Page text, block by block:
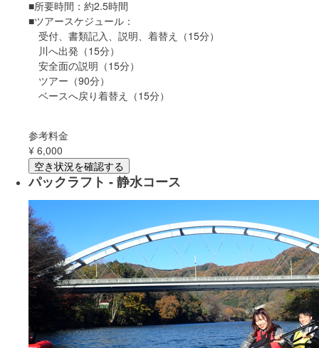
■所要時間：約2.5時間
■ツアースケジュール：
受付、書類記入、説明、着替え（15分）
川へ出発（15分）
安全面の説明（15分）
ツアー（90分）
ベースへ戻り着替え（15分）
参考料金
¥ 6,000
空き状況を確認する
パックラフト - 静水コース